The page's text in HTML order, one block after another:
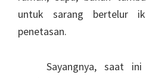
untuk sarang bertelur
penetasan.
Sayangnya, saat